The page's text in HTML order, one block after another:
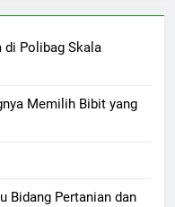
di Polibag Skala
Memilih Bibit yang
Bidang Pertanian dan